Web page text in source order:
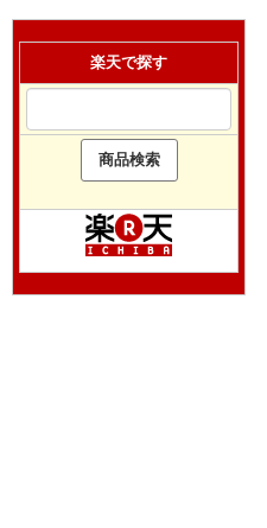
楽天で探す